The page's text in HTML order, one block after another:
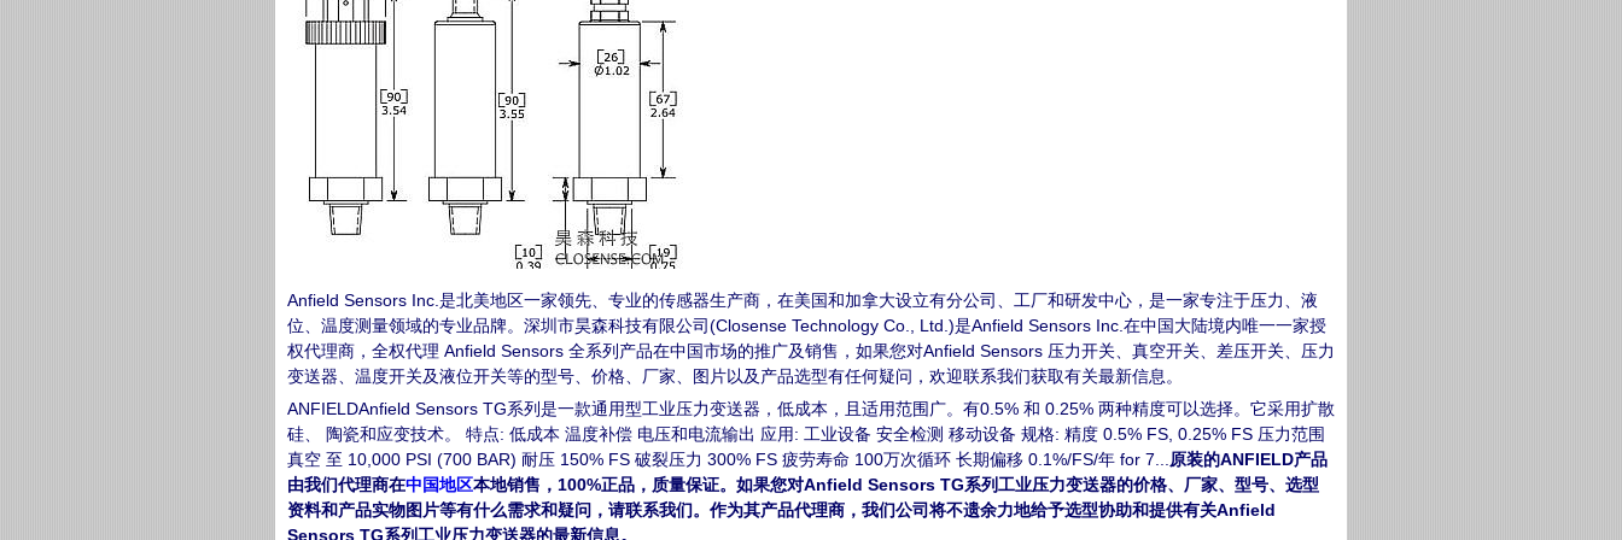
Anfield Sensors Inc.是北美地区一家领先、专业的传感器生产商，在美国和加拿大设立有分公司、工厂和研发中心，是一家专注于压力、液
位、温度测量领域的专业品牌。深圳市昊森科技有限公司(Closense Technology Co., Ltd.)是Anfield Sensors Inc.在中国大陆境内唯一一家授
权代理商，全权代理 Anfield Sensors 全系列产品在中国市场的推广及销售，如果您对Anfield Sensors 压力开关、真空开关、差压开关、压力
变送器、温度开关及液位开关等的型号、价格、厂家、图片以及产品选型有任何疑问，欢迎联系我们获取有关最新信息。
ANFIELDAnfield Sensors TG系列是一款通用型工业压力变送器，低成本，且适用范围广。有0.5% 和 0.25% 两种精度可以选择。它采用扩散
硅、 陶瓷和应变技术。 特点: 低成本 温度补偿 电压和电流输出 应用: 工业设备 安全检测 移动设备 规格: 精度 0.5% FS, 0.25% FS 压力范围
真空 至 10,000 PSI (700 BAR) 耐压 150% FS 破裂压力 300% FS 疲劳寿命 100万次循环 长期偏移 0.1%/FS/年 for 7... 原装的ANFIELD产品
由我们代理商在中国地区本地销售，100%正品，质量保证。如果您对Anfield Sensors TG系列工业压力变送器的价格、厂家、型号、选型
资料和产品实物图片等有什么需求和疑问，请联系我们。作为其产品代理商，我们公司将不遗余力地给予选型协助和提供有关Anfield
Sensors TG系列工业压力变送器的最新信息。